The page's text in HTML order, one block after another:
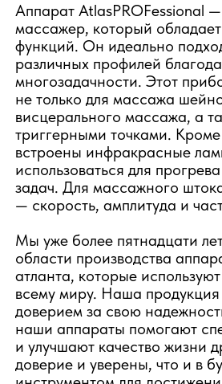
Аппарат AtlasPROFessional
массажер, который
функций. Он идеально
различных профилей
многозадачности. Этот
не только для массажа
висцерального массажа, а
триггерными точками.
встроены инфракрасные
использоваться для
задач. Для массажного
— скорость, амплитуда и
Мы уже более пятнадцати
области производства
атланта, которые
всему миру. Наша
доверием за свою
наши аппараты помогают
и улучшают качество жизни
доверие и уверены, что и в